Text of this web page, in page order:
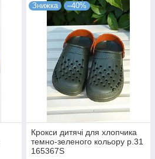
Знижка –40%
Крокси дитячі для хлопчика
темно-зеленого кольору р.31
165367S